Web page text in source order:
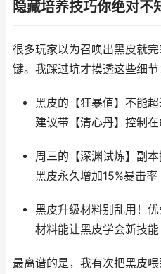
隐藏培养技巧你绝对不
很多玩家以为召唤出黑皮就
键。我踩过坑才摸透这些细节
黑皮的【狂暴值】不能
建议带【清心丹】控制
周三的【深渊试炼】副
黑皮永久增加15%暴击率
黑皮升级材料别乱用！
材料能让黑皮学会新技能
最离谱的是，我有次把黑皮